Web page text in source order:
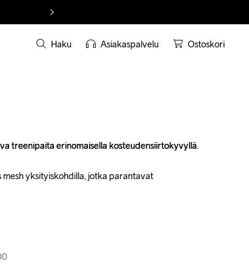
Haku Asiakaspalvelu Ostoskori
treenipaita erinomaisella kosteudensiirtokyvyllä.
yksityiskohdilla, jotka parantavat
treenipaita erinomaisella kosteudensiirtokyvyllä.
yksityiskohdilla, jotka parantavat